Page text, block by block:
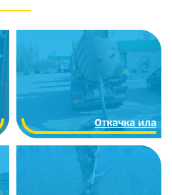
Откачка ила